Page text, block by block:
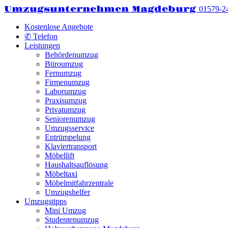
Umzugsunternehmen Magdeburg 01579-
Kostenlose Angebote
✆ Telefon
Leistungen
Behördenumzug
Büroumzug
Fernumzug
Firmenumzug
Laborumzug
Praxisumzug
Privatumzug
Seniorenumzug
Umzugsservice
Entrümpelung
Klaviertransport
Möbellift
Haushaltsauflösung
Möbeltaxi
Möbelmitfahrzentrale
Umzugshelfer
Umzugstipps
Mini Umzug
Studentenumzug